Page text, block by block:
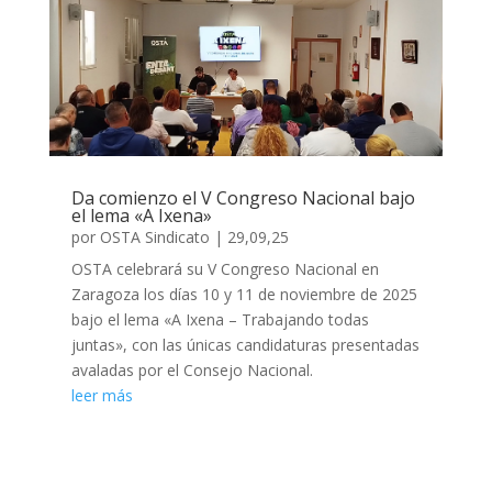
Da comienzo el V Congreso Nacional bajo
el lema «A Ixena»
por OSTA Sindicato | 29,09,25
OSTA celebrará su V Congreso Nacional en
Zaragoza los días 10 y 11 de noviembre de 2025
bajo el lema «A Ixena – Trabajando todas
juntas», con las únicas candidaturas presentadas
avaladas por el Consejo Nacional.
leer más